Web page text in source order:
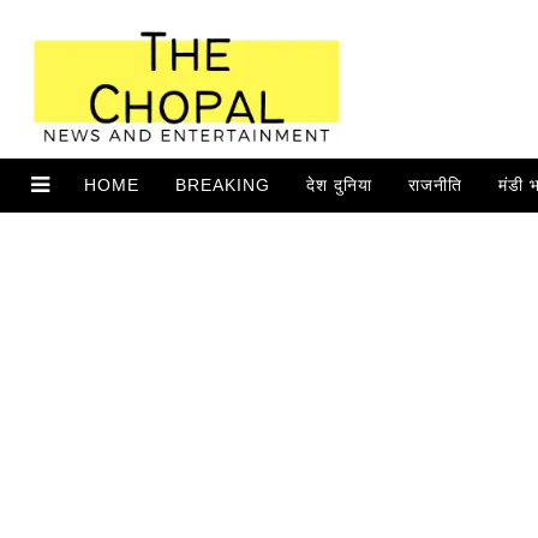
HOME BREAKING देश दुनिया राजनीति मंडी